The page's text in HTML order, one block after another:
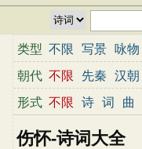
类型 不限 写景 咏物
写雨
写雪 写风
柳树 月亮 山水
儿童 写鸟 写马
爱国 离别 送别
朝代 不限 先秦 汉朝
宋朝
元朝 明朝
形式 不限 诗 词 曲
伤怀-诗词大全